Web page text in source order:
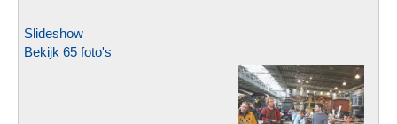
Slideshow
Bekijk 65 foto's